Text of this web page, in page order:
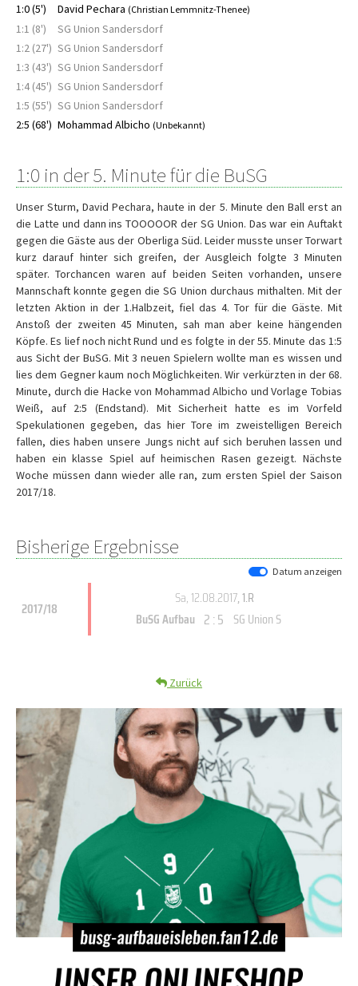
1:0 (5') David Pechara (Christian Lemmnitz-Thenee)
1:1 (8')
SG Union Sandersdorf
1:2 (27') SG Union Sandersdorf
1:3 (43') SG Union Sandersdorf
1:4 (45') SG Union Sandersdorf
1:5 (55') SG Union Sandersdorf
2:5 (68') Mohammad Albicho (Unbekannt)
1:0 in der 5. Minute für die BuSG
Unser Sturm, David Pechara, haute in der 5. Minute den Ball erst an
die Latte und dann ins TOOOOOR der SG Union. Das war ein Auftakt
gegen die Gäste aus der Oberliga Süd. Leider musste unser Torwart
kurz darauf hinter sich greifen, der Ausgleich folgte 3 Minuten
später. Torchancen waren auf beiden Seiten vorhanden, unsere
Mannschaft konnte gegen die SG Union durchaus mithalten. Mit der
letzten Aktion in der 1.Halbzeit, fiel das 4. Tor für die Gäste. Mit
Anstoß der zweiten 45 Minuten, sah man aber keine hängenden
Köpfe. Es lief noch nicht Rund und es folgte in der 55. Minute das 1:5
aus Sicht der BuSG. Mit 3 neuen Spielern wollte man es wissen und
lies dem Gegner kaum noch Möglichkeiten. Wir verkürzten in der 68.
Minute, durch die Hacke von Mohammad Albicho und Vorlage Tobias
Weiß, auf 2:5 (Endstand). Mit Sicherheit hatte es im Vorfeld
Spekulationen gegeben, das hier Tore im zweistelligen Bereich
fallen, dies haben unsere Jungs nicht auf sich beruhen lassen und
haben ein klasse Spiel auf heimischen Rasen gezeigt. Nächste
Woche müssen dann wieder alle ran, zum ersten Spiel der Saison
2017/18.
Bisherige Ergebnisse
Datum anzeigen
2017/18
Sa, 12.08.2017, 1.R
BuSG Aufbau 2 : 5 SG Union S
Zurück